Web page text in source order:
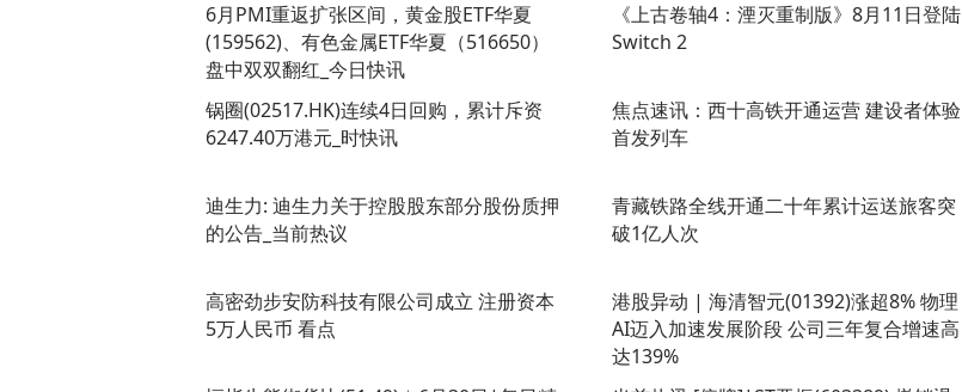
6月PMI重返扩张区间，黄金股ETF华夏
(159562)、有色金属ETF华夏（516650）
盘中双双翻红_今日快讯
《上古卷轴4：湮灭重制版》8月11日登陆
Switch 2
锅圈(02517.HK)连续4日回购，累计斥资
6247.40万港元_时快讯
焦点速讯：西十高铁开通运营 建设者体验
首发列车
迪生力: 迪生力关于控股股东部分股份质押
的公告_当前热议
青藏铁路全线开通二十年累计运送旅客突
破1亿人次
高密劲步安防科技有限公司成立 注册资本
5万人民币 看点
港股异动 | 海清智元(01392)涨超8% 物理
AI迈入加速发展阶段 公司三年复合增速高
达139%